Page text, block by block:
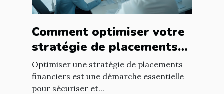
Comment optimiser votre
stratégie de placements
financiers ?
Optimiser une stratégie de placements
financiers est une démarche essentielle
pour sécuriser et...